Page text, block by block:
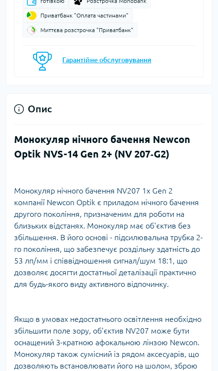
Приватбанк "Оплата частинами"
Миттєва розстрочка "Приватбанк"
Гарантійне обслуговування
Опис
Монокуляр нічного бачення Newcon
Optik NVS-14 Gen 2+ (NV 207‐G2)
Монокуляр нічного бачення NV207 1x Gen 2
компанії Newcon Optik є приладом нічного бачення
другого покоління, призначеним для роботи на
близьких відстанях. Монокуляр має об'єктив без
збільшення. В його основі - підсилювальна трубка 2-
го покоління, що забезпечує роздільну здатність до
53 лп/мм і співвідношення сигнал/шум 18:1, що
дозволяє досягти достатньої деталізації практично
для будь-якого виду активного відпочинку.
Якщо в умовах недостатнього освітлення необхідно
збільшити поле зору, об'єктив NV207 може бути
оснащений 3-кратною афокальною лінзою Newcon.
Монокуляр також сумісний із рядом аксесуарів, що
дозволяють встановлювати його на шолом, зброю